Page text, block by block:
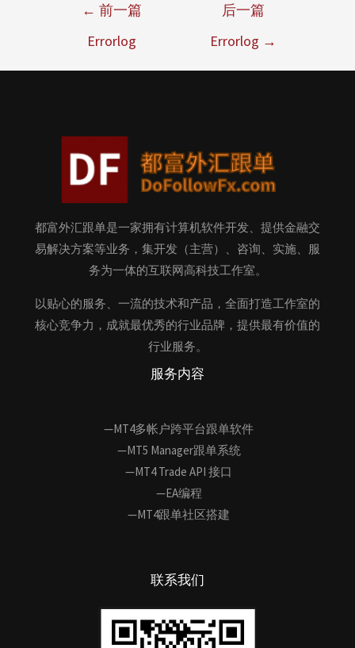
← 前一篇
Errorlog
后一篇
Errorlog →
都富外汇跟单是一家拥有计算机软件开发、提供金融交
易解决方案等业务，集开发（主营）、咨询、实施、服
务为一体的互联网高科技工作室。
以贴心的服务、一流的技术和产品，全面打造工作室的
核心竞争力，成就最优秀的行业品牌，提供最有价值的
行业服务。
服务内容
—MT4多帐户跨平台跟单软件
—MT5 Manager跟单系统
—MT4 Trade API 接口
—EA编程
—MT4跟单社区搭建
联系我们